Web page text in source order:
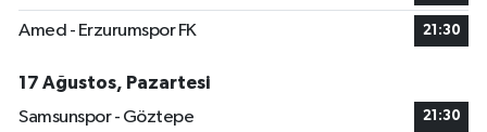
Amed - Erzurumspor FK 21:30
17 Ağustos, Pazartesi
Samsunspor - Göztepe
21:30